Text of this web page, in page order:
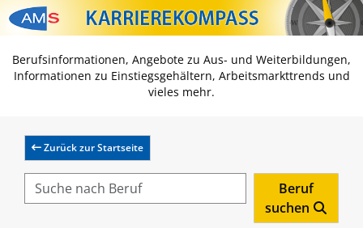
Zum Inhalt springen
Zum Navmenü springen
Zur Suche springen
Zur Footer springen
Berufsinformationen, Angebote zu Aus- und Weiterbildungen,
Informationen zu Einstiegsgehältern, Arbeitsmarkttrends und
vieles mehr.
Zurück zur Startseite
Beruf
suchen